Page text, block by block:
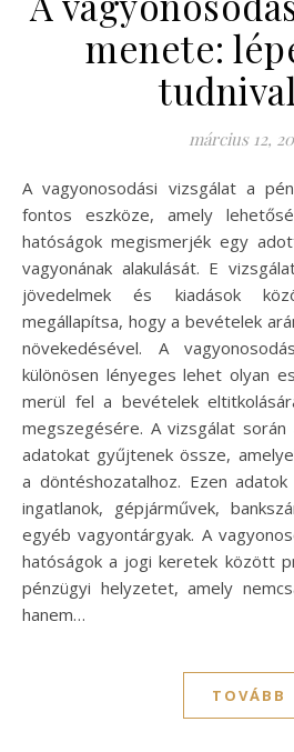
menete:
március 12,
A vagyonosodási vizsgálat a pénzügyi ellenőrzés egyik
fontos eszköze, amely
hatóságok megismerjék egy
vagyonának alakulását. E
jövedelmek és kiadások
megállapítsa, hogy a bevételek
növekedésével. A
különösen lényeges lehet olyan
merül fel a bevételek
megszegésére. A vizsgálat során
adatokat gyűjtenek össze,
a döntéshozatalhoz. Ezen
ingatlanok, gépjárművek,
egyéb vagyontárgyak. A
hatóságok a jogi keretek között
pénzügyi helyzetet, amely
hanem…
TOVÁBB